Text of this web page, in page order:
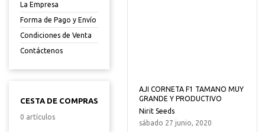
La Empresa
Forma de Pago y Envío
Condiciones de Venta
Contáctenos
CESTA DE COMPRAS
0 artículos
AJI CORNETA F1 TAMANO MUY
GRANDE Y PRODUCTIVO
Nirit Seeds
sábado 27 junio, 2020